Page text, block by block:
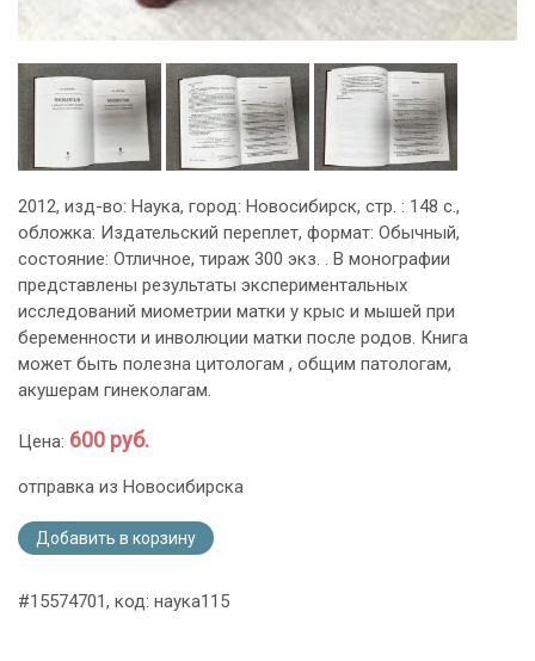
2012, изд-во: Наука, город: Новосибирск, стр. : 148 с.,
обложка: Издательский переплет, формат: Обычный,
состояние: Отличное, тираж 300 экз. . В монографии
представлены результаты экспериментальных
исследований миометрии матки у крыс и мышей при
беременности и инволюции матки после родов. Книга
может быть полезна цитологам , общим патологам,
акушерам гинеколагам.
Цена: 600 руб.
отправка из Новосибирска
Добавить в корзину
#15574701, код: наука115